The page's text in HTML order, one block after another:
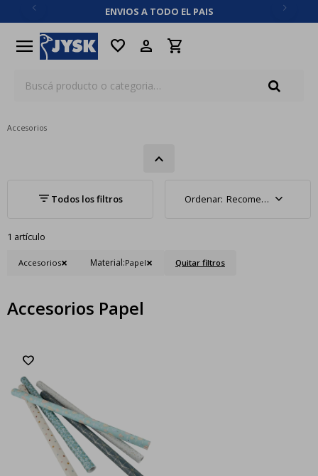
ENVIOS A TODO EL PAIS
menu favorite
Accesorios
Recomendados
1 artículo
Accesorios Material:Papel Quitar filtros
Accesorios Papel
close